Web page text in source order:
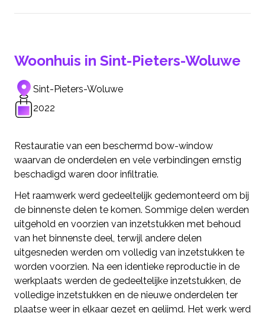
Woonhuis in Sint-Pieters-Woluwe
Sint-Pieters-Woluwe
2022
Restauratie van een beschermd bow-window
waarvan de onderdelen en vele verbindingen ernstig
beschadigd waren door infiltratie.
Het raamwerk werd gedeeltelijk gedemonteerd om bij
de binnenste delen te komen. Sommige delen werden
uitgehold en voorzien van inzetstukken met behoud
van het binnenste deel, terwijl andere delen
uitgesneden werden om volledig van inzetstukken te
worden voorzien. Na een identieke reproductie in de
werkplaats werden de gedeeltelijke inzetstukken, de
volledige inzetstukken en de nieuwe onderdelen ter
plaatse weer in elkaar gezet en gelijmd. Het werk werd